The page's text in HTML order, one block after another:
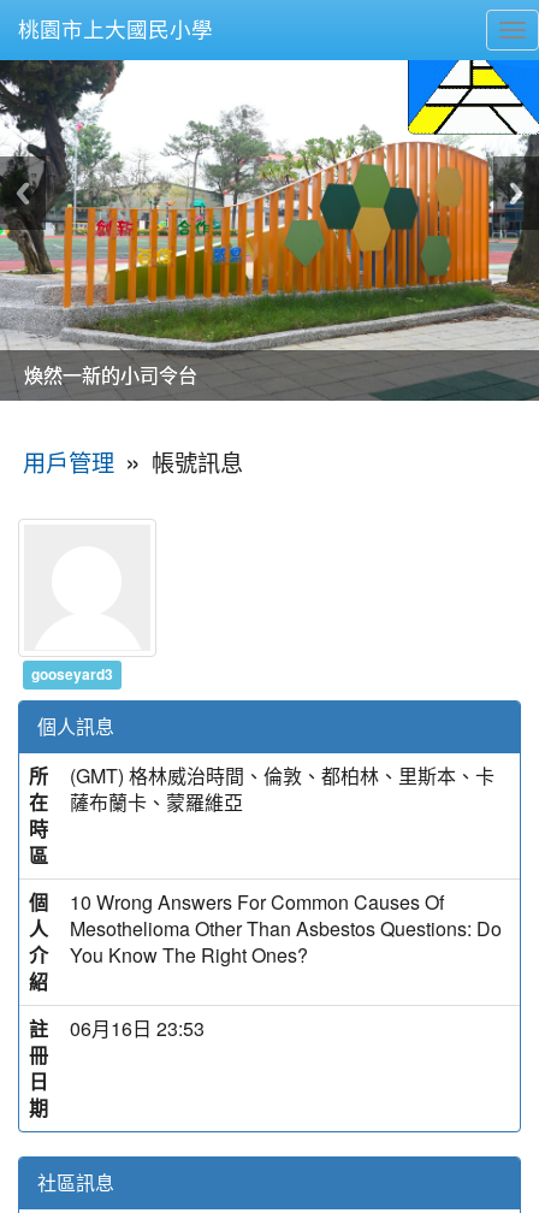
桃園市上大國民小學
美麗的操場是我們活力的來源
美麗的操場是我們活力的來源
煥然一新的小司令台
煥然一新的小司令台
富含桃園埤塘田園風光意象的中廊
富含桃園埤塘田園風光意象的中廊
嶄新的中庭廣場
嶄新的中庭廣場
水生池生生不息
水生池生生不息
用戶管理 » 帳號訊息
gooseyard3
個人訊息
所
在
時
區
(GMT) 格林威治時間、倫敦、都柏林、里斯本、卡
薩布蘭卡、蒙羅維亞
個
人
介
紹
10 Wrong Answers For Common Causes Of
Mesothelioma Other Than Asbestos Questions: Do
You Know The Right Ones?
註
冊
日
期
06月16日 23:53
社區訊息